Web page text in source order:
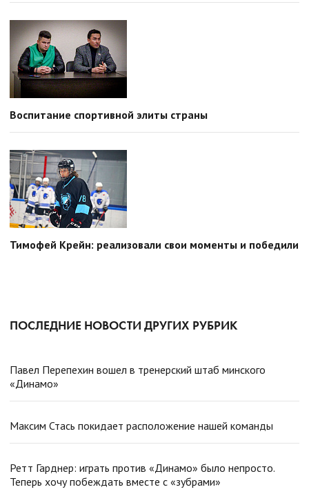
Воспитание спортивной элиты страны
Тимофей Крейн: реализовали свои моменты и победили
ПОСЛЕДНИЕ НОВОСТИ ДРУГИХ РУБРИК
Павел Перепехин вошел в тренерский штаб минского
«Динамо»
Максим Стась покидает расположение нашей команды
Ретт Гарднер: играть против «Динамо» было непросто.
Теперь хочу побеждать вместе с «зубрами»